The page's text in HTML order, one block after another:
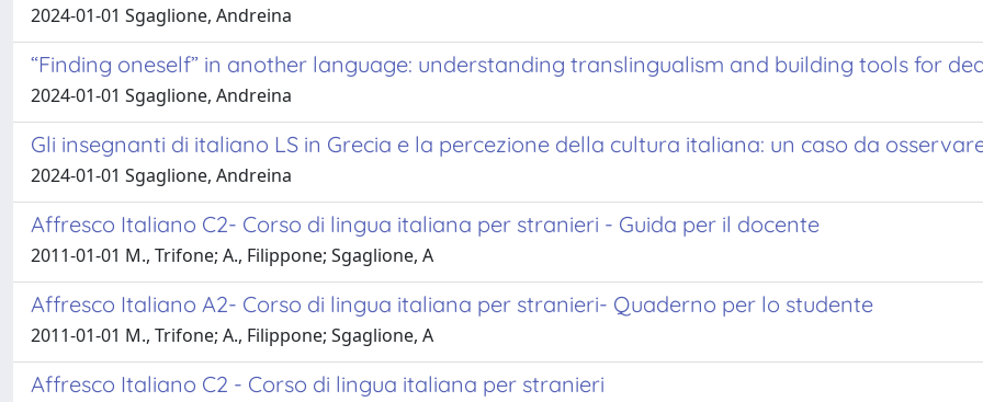
2024-01-01 Sgaglione, Andreina
“Finding oneself” in another language: understanding translingualism and building tools for
2024-01-01 Sgaglione, Andreina
Gli insegnanti di italiano LS in Grecia e la percezione della cultura italiana: un caso da
2024-01-01 Sgaglione, Andreina
Affresco Italiano C2- Corso di lingua italiana per stranieri - Guida per il docente
2011-01-01 M., Trifone; A., Filippone; Sgaglione, A
Affresco Italiano A2- Corso di lingua italiana per stranieri- Quaderno per lo studente
2011-01-01 M., Trifone; A., Filippone; Sgaglione, A
Affresco Italiano C2 - Corso di lingua italiana per stranieri